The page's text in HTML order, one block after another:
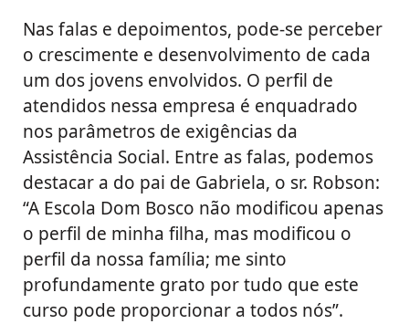
Nas falas e depoimentos, pode-se perceber
o crescimente e desenvolvimento de cada
um dos jovens envolvidos. O perfil de
atendidos nessa empresa é enquadrado
nos parâmetros de exigências da
Assistência Social. Entre as falas, podemos
destacar a do pai de Gabriela, o sr. Robson:
“A Escola Dom Bosco não modificou apenas
o perfil de minha filha, mas modificou o
perfil da nossa família; me sinto
profundamente grato por tudo que este
curso pode proporcionar a todos nós”.